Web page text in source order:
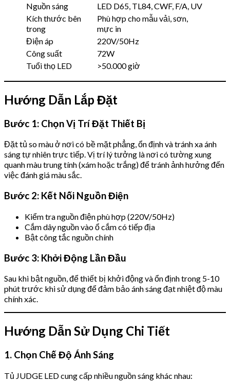
Nguồn sáng
LED D65, TL84, CWF, F/A, UV
Kích thước bên
trong
Phù hợp cho mẫu vải, sơn,
mực in
Điện áp
220V/50Hz
Công suất
72W
Tuổi thọ LED
>50.000 giờ
Hướng Dẫn Lắp Đặt
Bước 1: Chọn Vị Trí Đặt Thiết Bị
Đặt tủ so màu ở nơi có bề mặt phẳng, ổn định và tránh xa ánh
sáng tự nhiên trực tiếp. Vị trí lý tưởng là nơi có tường xung
quanh màu trung tính (xám hoặc trắng) để tránh ảnh hưởng đến
việc đánh giá màu sắc.
Bước 2: Kết Nối Nguồn Điện
Kiểm tra nguồn điện phù hợp (220V/50Hz)
Cắm dây nguồn vào ổ cắm có tiếp địa
Bật công tắc nguồn chính
Bước 3: Khởi Động Lần Đầu
Sau khi bật nguồn, để thiết bị khởi động và ổn định trong 5-10
phút trước khi sử dụng để đảm bảo ánh sáng đạt nhiệt độ màu
chính xác.
Hướng Dẫn Sử Dụng Chi Tiết
1. Chọn Chế Độ Ánh Sáng
Tủ JUDGE LED cung cấp nhiều nguồn sáng khác nhau: